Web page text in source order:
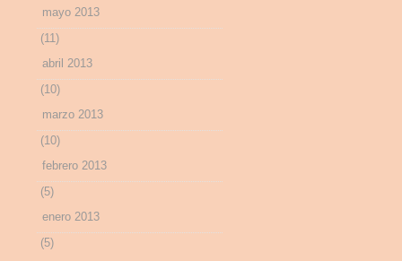
mayo 2013
(11)
abril 2013
(10)
marzo 2013
(10)
febrero 2013
(5)
enero 2013
(5)